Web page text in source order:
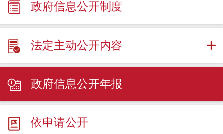
政府信息公开制度
法定主动公开内容
政府信息公开年报
依申请公开